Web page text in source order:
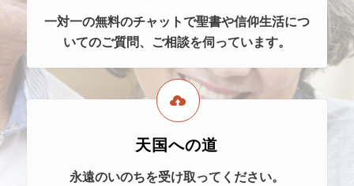
一対一の無料のチャットで聖書や信仰生活につ
いてのご質問、ご相談を伺っています。
天国への道
永遠のいのちを受け取ってください。